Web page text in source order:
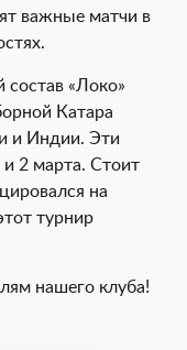
важные матчи в
состав «Локо»
Катара
и Индии. Эти
и 2 марта. Стоит
на
турнир
нашего клуба!